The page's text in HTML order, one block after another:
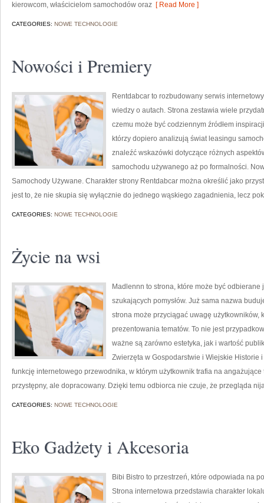
kierowcom, właścicielom samochodów oraz [ Read More ]
CATEGORIES: NOWE TECHNOLOGIE
Nowości i Premiery
Rentdabcar to rozbudowany serwis
wiedzy o autach. Strona zestawia wiele
czemu może być codziennym źródłem
którzy dopiero analizują świat leasingu
znaleźć wskazówki dotyczące różnych
samochodu używanego aż po formalności.
Samochody Używane. Charakter strony Rentdabcar można określić jako
jest to, że nie skupia się wyłącznie do jednego wąskiego zagadnienia, lecz
CATEGORIES: NOWE TECHNOLOGIE
Życie na wsi
Madlennn to strona, które może być
szukających pomysłów. Już sama nazwa
strona może przyciągać uwagę użytkowników,
prezentowania tematów. To nie jest
ważne są zarówno estetyka, jak i wartość
Zwierzęta w Gospodarstwie i Wiejskie Historie
funkcję internetowego przewodnika, w którym użytkownik trafia na
przystępny, ale dopracowany. Dzięki temu odbiorca nie czuje, że przegląda
CATEGORIES: NOWE TECHNOLOGIE
Eko Gadżety i Akcesoria
Bibi Bistro to przestrzeń, które odpowiada na
Strona internetowa przedstawia charakter